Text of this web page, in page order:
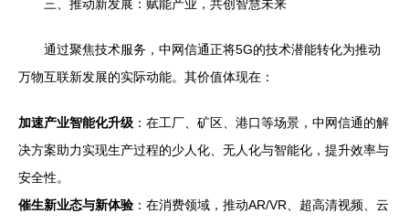
三、推动新发展：赋能产业，共创智慧未来
通过聚焦技术服务，中网信通正将5G的技术潜能转化为推动
万物互联新发展的实际动能。其价值体现在：
加速产业智能化升级 ：在工厂、矿区、港口等场景，中网信通的解
决方案助力实现生产过程的少人化、无人化与智能化，提升效率与
安全性。
催生新业态与新体验 ：在消费领域，推动AR/VR、超高清视频、云